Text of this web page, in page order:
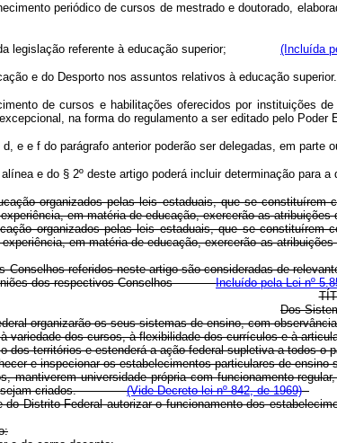
periódico de cursos de mestrado e doutorado,
referente à educação superior; (Incluída
e do Desporto nos assuntos relativos à educação superior.
de cursos e habilitações oferecidos por instituições
excepcional, na forma do regulamento a ser editado
e e f do parágrafo anterior poderão ser delegadas, em
e do § 2º deste artigo poderá incluir determinação
organizados pelas leis estaduais, que se
em matéria de educação, exercerão as
organizados pelas leis estaduais, que se constituírem
e experiência, em matéria de educação, exercerão as
referidos neste artigo são consideradas de
dos respectivos ConselhosIncluído pela Lei nº
Dos
organizarão os seus sistemas de ensino, com
variedade dos cursos, à flexibilidade dos currículos e à
dos territórios e estenderá a ação federal supletiva a todos
e inspecionar os estabelecimentos particulares de ensino
mantiverem universidade própria com funcionamento
sejam criados.(Vide Decreto-lei nº 842, de 1969)
Distrito Federal autorizar o funcionamento dos